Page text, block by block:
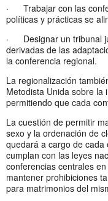
· Trabajar con las
políticas y prácticas se
· Designar un tribunal
derivadas de las
la conferencia regional.
La regionalización
Metodista Unida sobre la
permitiendo que cada
La cuestión de permitir
sexo y la ordenación de
quedará a cargo de
cumplan con las leyes
conferencias centrales
mantener prohibiciones
para matrimonios del